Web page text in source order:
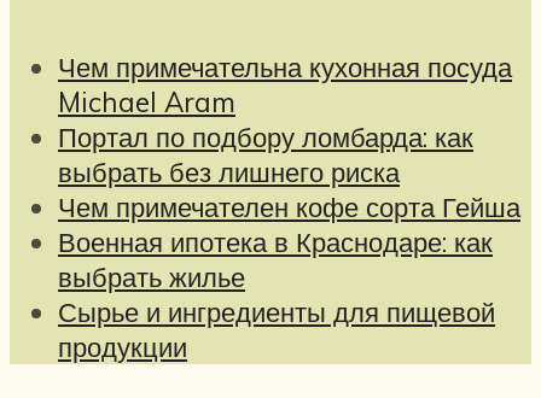
Чем примечательна кухонная посуда
Michael Aram
Портал по подбору ломбарда: как
выбрать без лишнего риска
Чем примечателен кофе сорта Гейша
Военная ипотека в Краснодаре: как
выбрать жилье
Сырье и ингредиенты для пищевой
продукции